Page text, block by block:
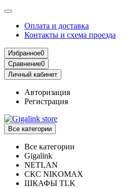
Оплата и доставка
Контакты и схема проезда
Избранное0
Сравнение0
Личный кабинет
Авторизация
Регистрация
Все категории
Все категории
Gigalink
NETLAN
СКС NIKOMAX
ШКАФЫ TLK